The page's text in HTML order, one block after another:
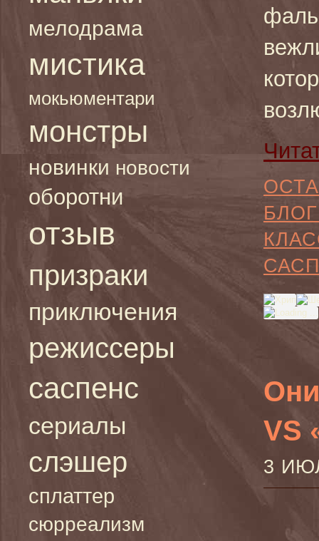
мелодрама
мистика
мокьюментари
монстры
новинки новости
оборотни
отзыв
призраки
приключения
режиссеры
саспенс
сериалы
слэшер
сплаттер
сюрреализм
БЛОГ
VS
3